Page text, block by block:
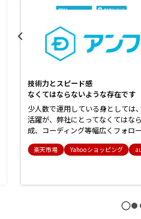
技術力とスピード感
なくてはならないような存在です
少人数で運用している身としては
活躍が、弊社にとってなくてはな
成、コーディング等幅広くフォロ
楽天市場 Yahooショッピング